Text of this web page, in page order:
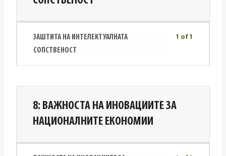
1 of 1
ЗАШТИТА НА ИНТЕЛЕКТУАЛНАТА
СОПСТВЕНОСТ
8: ВАЖНОСТА НА ИНОВАЦИИТЕ ЗА
НАЦИОНАЛНИТЕ ЕКОНОМИИ